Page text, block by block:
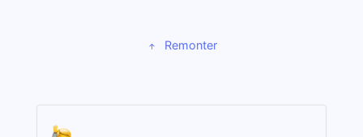
Remonter